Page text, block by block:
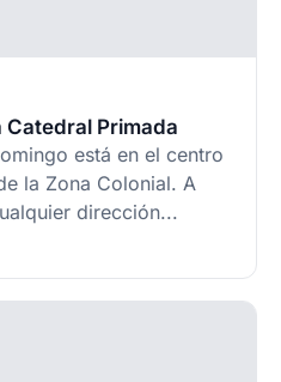
Catedral Primada
está en el centro
la Zona Colonial. A
dirección...